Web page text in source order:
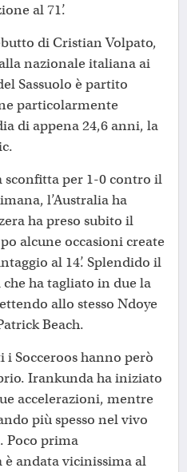
al 71’.
di Cristian Volpato,
nazionale italiana ai
Sassuolo è partito
particolarmente
di appena 24,6 anni, la
sconfitta per 1-0 contro il
l’Australia ha
ha preso subito il
alcune occasioni create
al 14’. Splendido il
ha tagliato in due la
allo stesso Ndoye
Beach.
Socceroos hanno però
Irankunda ha iniziato
accelerazioni, mentre
più spesso nel vivo
Poco prima
è andata vicinissima al